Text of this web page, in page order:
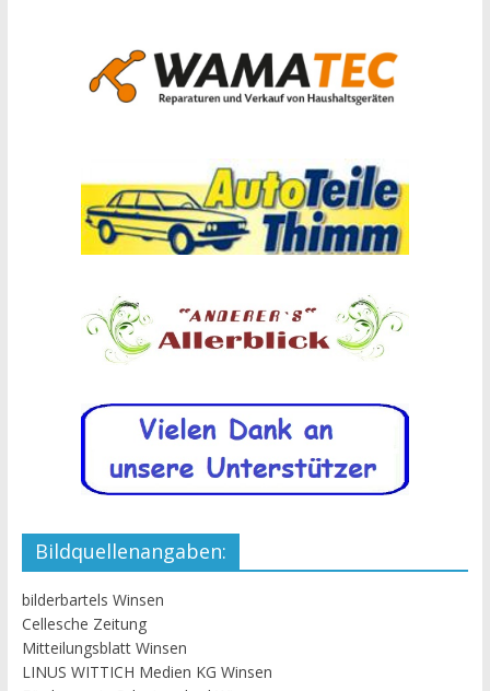
Bildquellenangaben:
bilderbartels Winsen
Cellesche Zeitung
Mitteilungsblatt Winsen
LINUS WITTICH Medien KG Winsen